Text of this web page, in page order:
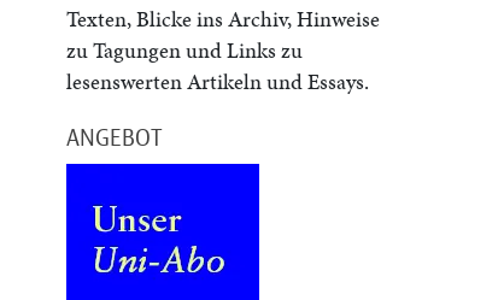
Texten, Blicke ins Archiv, Hinweise
zu Tagungen und Links zu
lesenswerten Artikeln und Essays.
ANGEBOT